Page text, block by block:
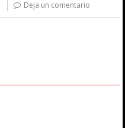
Deja un comentario